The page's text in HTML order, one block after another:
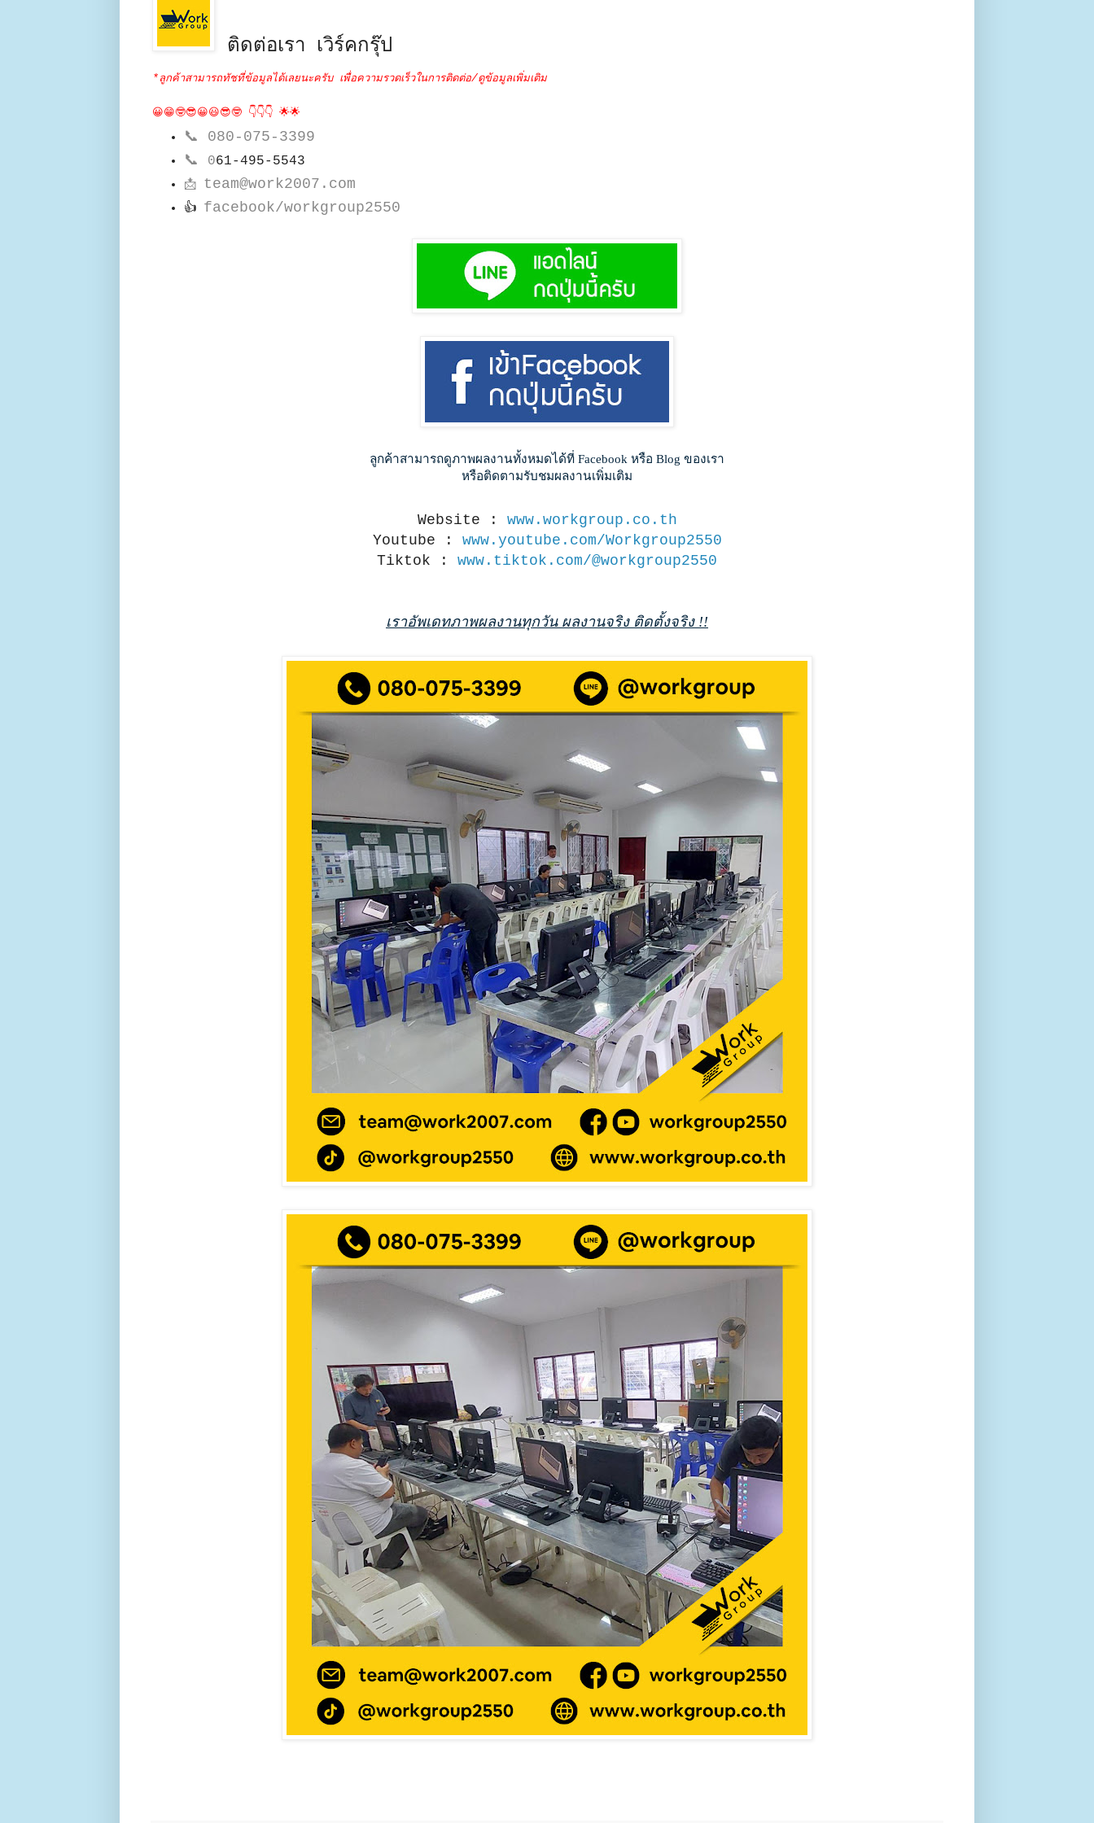
ติดต่อเรา เวิร์คกรุ๊ป
*ลูกค้าสามารถทัชที่ข้อมูลได้เลยนะครับ เพื่อความรวดเร็วในการติดต่อ/ดูข้อมูลเพิ่มเติม
😀😁🤓😎😀😃😎🤓 👇👇👇 🌟🌟
📞 080-075-3399
📞
061-495-5543
📩 team@work2007.com
👍 facebook/workgroup2550
ลูกค้าสามารถดูภาพผลงานทั้งหมดได้ที่ Facebook หรือ Blog ของเรา
หรือติดตามรับชมผลงานเพิ่มเติม
Website : www.workgroup.co.th
Youtube : www.youtube.com/Workgroup2550
Tiktok : www.tiktok.com/@workgroup2550
เราอัพเดทภาพผลงานทุกวัน ผลงานจริง ติดตั้งจริง !!